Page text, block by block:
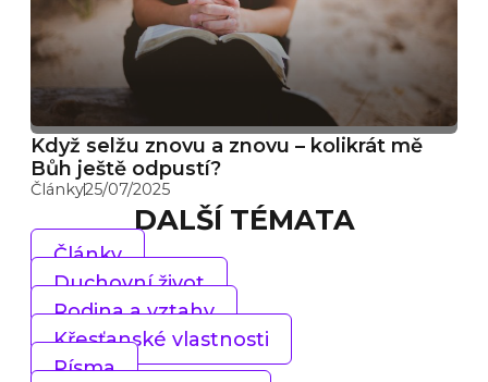
Když selžu znovu a znovu – kolikrát mě
Bůh ještě odpustí?
Články25/07/2025
DALŠÍ TÉMATA
Články
Duchovní život
Rodina a vztahy
Křesťanské vlastnosti
Písma